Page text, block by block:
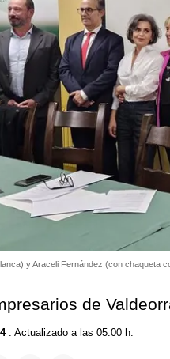
y Araceli Fernández (con chaqueta
de
. Actualizado a las 05:00 h.